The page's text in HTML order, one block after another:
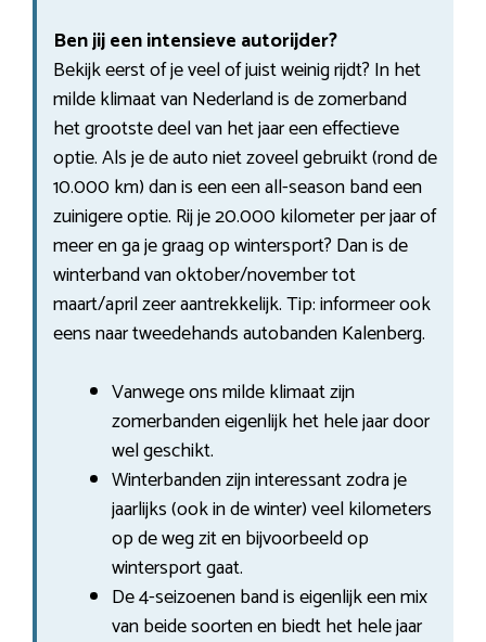
Ben jij een intensieve autorijder?
Bekijk eerst of je veel of juist weinig rijdt? In het
milde klimaat van Nederland is de zomerband
het grootste deel van het jaar een effectieve
optie. Als je de auto niet zoveel gebruikt (rond de
10.000 km) dan is een een all-season band een
zuinigere optie. Rij je 20.000 kilometer per jaar of
meer en ga je graag op wintersport? Dan is de
winterband van oktober/november tot
maart/april zeer aantrekkelijk. Tip: informeer ook
eens naar tweedehands autobanden Kalenberg.
Vanwege ons milde klimaat zijn
zomerbanden eigenlijk het hele jaar door
wel geschikt.
Winterbanden zijn interessant zodra je
jaarlijks (ook in de winter) veel kilometers
op de weg zit en bijvoorbeeld op
wintersport gaat.
De 4-seizoenen band is eigenlijk een mix
van beide soorten en biedt het hele jaar